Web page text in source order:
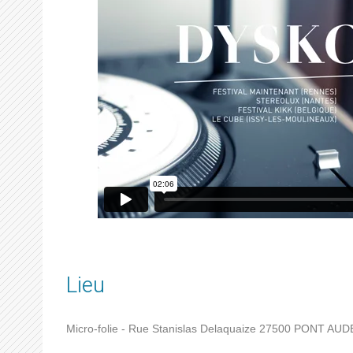
Lieu
Micro-folie - Rue Stanislas Delaquaize 27500 PONT